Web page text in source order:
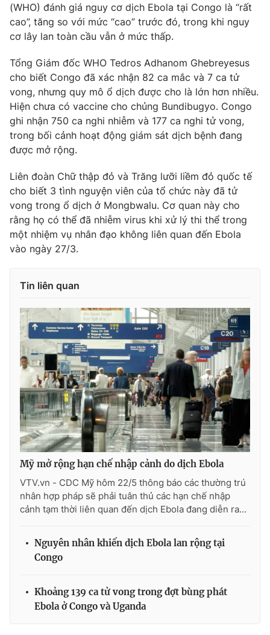
(WHO) đánh giá nguy cơ dịch Ebola tại Congo là “rất
cao”, tăng so với mức “cao” trước đó, trong khi nguy
cơ lây lan toàn cầu vẫn ở mức thấp.
Tổng Giám đốc WHO Tedros Adhanom Ghebreyesus
cho biết Congo đã xác nhận 82 ca mắc và 7 ca tử
vong, nhưng quy mô ổ dịch được cho là lớn hơn nhiều.
Hiện chưa có vaccine cho chủng Bundibugyo. Congo
ghi nhận 750 ca nghi nhiễm và 177 ca nghi tử vong,
trong bối cảnh hoạt động giám sát dịch bệnh đang
được mở rộng.
Liên đoàn Chữ thập đỏ và Trăng lưỡi liềm đỏ quốc tế
cho biết 3 tình nguyện viên của tổ chức này đã tử
vong trong ổ dịch ở Mongbwalu. Cơ quan này cho
rằng họ có thể đã nhiễm virus khi xử lý thi thể trong
một nhiệm vụ nhân đạo không liên quan đến Ebola
vào ngày 27/3.
Tin liên quan
Mỹ mở rộng hạn chế nhập cảnh do dịch Ebola
VTV.vn - CDC Mỹ hôm 22/5 thông báo các thường trú
nhân hợp pháp sẽ phải tuân thủ các hạn chế nhập
cảnh tạm thời liên quan đến dịch Ebola đang diễn ra...
Nguyên nhân khiến dịch Ebola lan rộng tại
Congo
Khoảng 139 ca tử vong trong đợt bùng phát
Ebola ở Congo và Uganda